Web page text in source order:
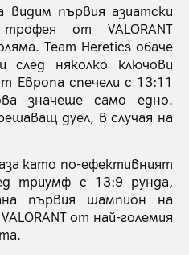
първия азиатски
от VALORANT
Team Heretics обаче
след няколко ключови
Европа спечели с 13:11
значеше само едно.
дуел, в случая на
като по-ефективният
триумф с 13:9 рунда,
първия шампион на
от най-големия